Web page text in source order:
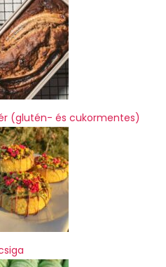
(glutén- és cukormentes)